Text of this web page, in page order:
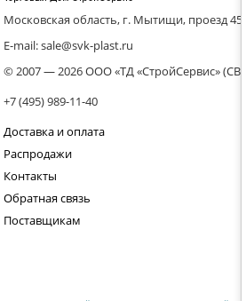
Московская область, г. Мытищи, проезд
E-mail: sale@svk-plast.ru
© 2007 — 2026 ООО «ТД «СтройСервис» (СВК)
+7 (495) 989-11-40
Доставка и оплата
Распродажи
Контакты
Обратная связь
Поставщикам